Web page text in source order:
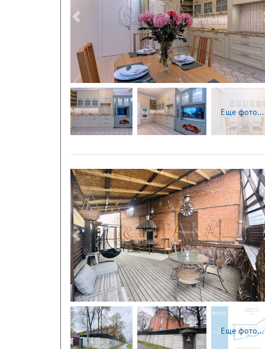
Следующая
Еще фото...
Следующая
Еще фото...